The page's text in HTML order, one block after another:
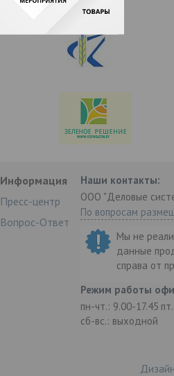
Информация
Пресс-центр
Вопрос-Ответ
Наши контакты:
ООО "Деловые
По вопросам
Мы не
данные
справа от
Режим работы
пн-чт.: 9.00-17.45
сб-вс.: выходной